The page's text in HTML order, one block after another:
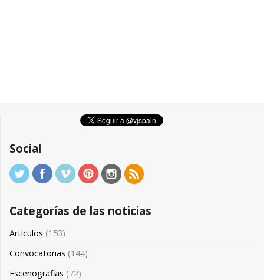
Social
Categorías de las noticias
Artículos (153)
Convocatorias (144)
Escenografias (72)